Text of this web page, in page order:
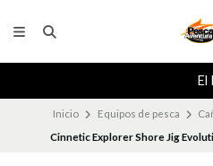
El Paraiso de la
Inicio Equipos de pesca
Cinnetic Explorer Shore Jig